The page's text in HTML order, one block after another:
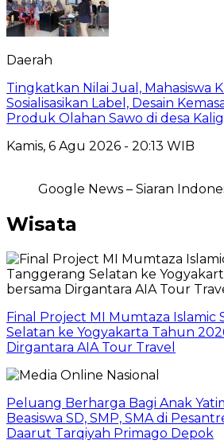
Daerah
Tingkatkan Nilai Jual, Mahasiswa
Sosialisasikan Label, Desain
Produk Olahan Sawo di desa
Kamis, 6 Agu 2026 - 20:13 WIB
Google News – Siaran
Wisata
Final Project MI Mumtaza Islamic
Selatan ke Yogyakarta Tahun
Dirgantara AIA Tour Travel
Peluang Berharga Bagi Anak
Beasiswa SD, SMP, SMA di
Daarut Tarqiyah Primago Depok